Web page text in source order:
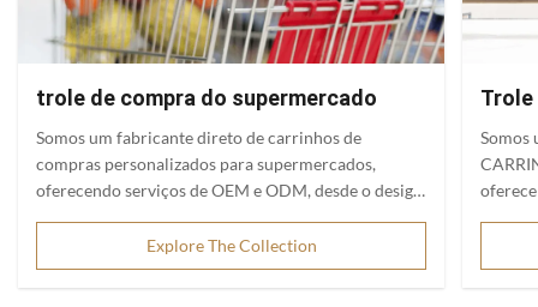
trole de compra do supermercado
Somos um fabricante direto de carrinhos de
compras personalizados para supermercados,
oferecendo serviços de OEM e ODM, desde o design
personalização flexível e capacidade de
fornecimento global.
Explore The Collection
Somos